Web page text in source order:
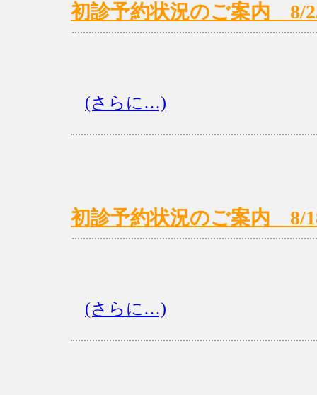
初診予約状況のご案内 8/
(さらに…)
初診予約状況のご案内 8/
(さらに…)